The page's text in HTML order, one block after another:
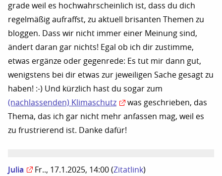
grade weil es hochwahrscheinlich ist, dass du dich
regelmäßig aufraffst, zu aktuell brisanten Themen zu
bloggen. Dass wir nicht immer einer Meinung sind,
ändert daran gar nichts! Egal ob ich dir zustimme,
etwas ergänze oder gegenrede: Es tut mir dann gut,
wenigstens bei dir etwas zur jeweiligen Sache gesagt zu
haben! :-) Und kürzlich hast du sogar zum
(nachlassenden) Klimaschutz
was geschrieben, das
Thema, das ich gar nicht mehr anfassen mag, weil es
zu frustrierend ist. Danke dafür!
Julia Fr.., 17.1.2025, 14:00 (Zitatlink)